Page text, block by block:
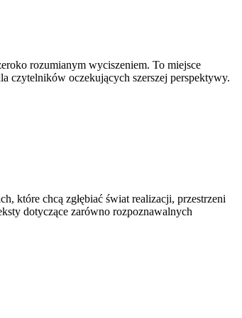
rozumianym wyciszeniem. To miejsce
czytelników oczekujących szerszej perspektywy.
które chcą zgłębiać świat realizacji, przestrzeni
dotyczące zarówno rozpoznawalnych